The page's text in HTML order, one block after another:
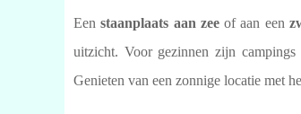
Eenstaanplaats aan zeeof aan een
uitzicht. Voor gezinnen zijn campings
Genieten van een zonnige locatie met